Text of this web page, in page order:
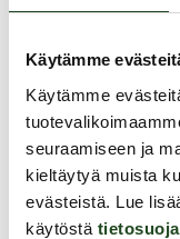
Käytämme
Käytämme
seuraamiseen ja
kieltäytyä muista
evästeistä. Lue
käytöstä
Toiminta-aika
Väri: Fuksia
Lähetyspaketin
Lähetyksen